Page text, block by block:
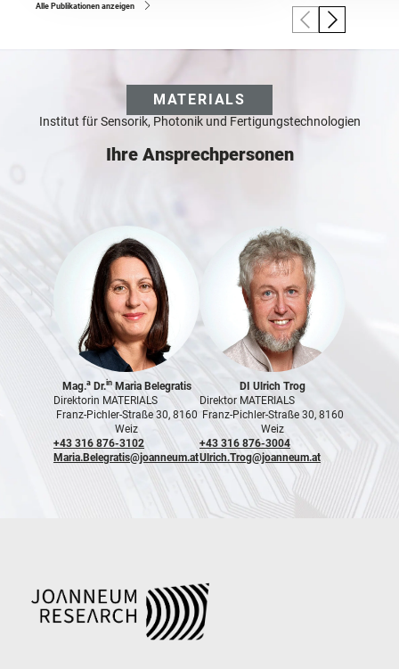
Alle Publikationen anzeigen
MATERIALS
Institut für Sensorik, Photonik und Fertigungstechnologien
Ihre Ansprechpersonen
Mag.aDr.inMaria Belegratis
Direktorin MATERIALS
Franz-Pichler-Straße 30, 8160
Weiz
+43 316 876-3102
Maria.Belegratis@joanneum.at
DI Ulrich Trog
Direktor MATERIALS
Franz-Pichler-Straße 30, 8160
Weiz
+43 316 876-3004
Ulrich.Trog@joanneum.at